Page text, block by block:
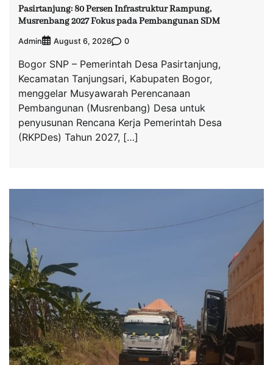
Pasirtanjung: 80 Persen Infrastruktur Rampung,
Musrenbang 2027 Fokus pada Pembangunan SDM
Admin August 6, 2026 0
Bogor SNP – Pemerintah Desa Pasirtanjung,
Kecamatan Tanjungsari, Kabupaten Bogor,
menggelar Musyawarah Perencanaan
Pembangunan (Musrenbang) Desa untuk
penyusunan Rencana Kerja Pemerintah Desa
(RKPDes) Tahun 2027, […]